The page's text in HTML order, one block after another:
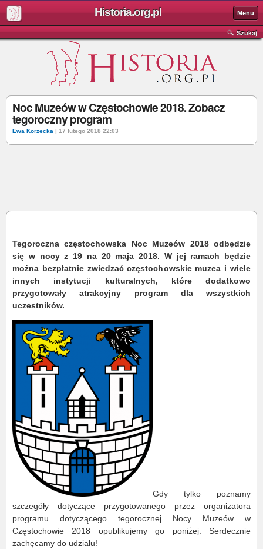
Historia.org.pl Menu
Szukaj
Noc Muzeów w Częstochowie 2018. Zobacz
tegoroczny program
Ewa Korzecka | 17 lutego 2018 22:03
Tegoroczna częstochowska Noc Muzeów 2018 odbędzie
się w nocy z 19 na 20 maja 2018. W jej ramach będzie
można bezpłatnie zwiedzać częstochowskie muzea i wiele
innych instytucji kulturalnych, które dodatkowo
przygotowały atrakcyjny program dla wszystkich
uczestników.
Gdy tylko poznamy
szczegóły dotyczące przygotowanego przez organizatora
programu dotyczącego tegorocznej Nocy Muzeów w
Częstochowie 2018 opublikujemy go poniżej. Serdecznie
zachęcamy do udziału!